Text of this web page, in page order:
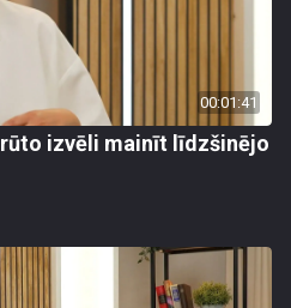
00:01:41
izvēli mainīt līdzšinējo